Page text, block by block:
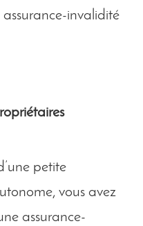
invalidité
petite
vous avez
assurance-